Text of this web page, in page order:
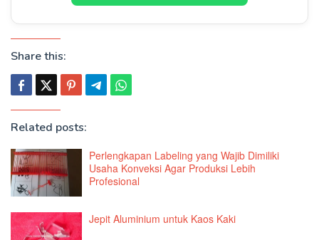
Share this:
Related posts:
Perlengkapan Labeling yang Wajib Dimiliki
Usaha Konveksi Agar Produksi Lebih
Profesional
Jepit Aluminium untuk Kaos Kaki